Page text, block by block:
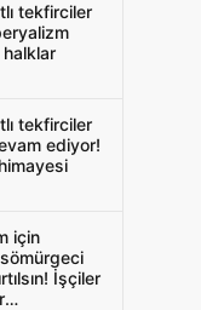
tekfirciler
halklar
tekfirciler
ediyor!
için
İşçiler